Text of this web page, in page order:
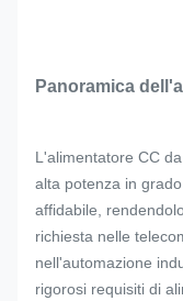
Panoramica
L'alimentatore CC
alta potenza in
affidabile,
richiesta nelle
nell'automazione
rigorosi requisiti di